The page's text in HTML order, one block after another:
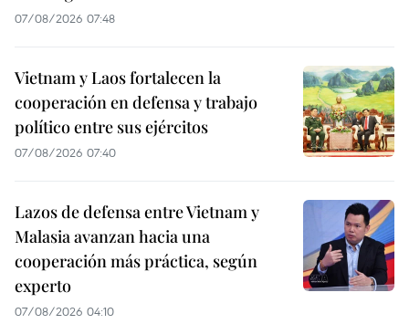
07/08/2026 07:48
Vietnam y Laos fortalecen la
cooperación en defensa y trabajo
político entre sus ejércitos
07/08/2026 07:40
Lazos de defensa entre Vietnam y
Malasia avanzan hacia una
cooperación más práctica, según
experto
07/08/2026 04:10